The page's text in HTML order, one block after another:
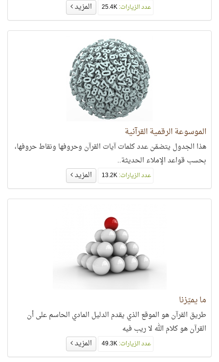
عدد الزيارات:25.4K المزيد
الموسوعة الرقمية القرآنية‎
هذا الجدول يتضمّن عدد كلمات آيات القرآن وحروفها ونقاط حروفها،
بحسب قواعد الإملاء الحديثة..
عدد الزيارات:13.2K المزيد
ما يميّزنا
طريق القرآن هو الموقع الذي يقدم الدليل المادي الحاسم على أن
القرآن هو كلام الله لا ريب فيه
عدد الزيارات:49.3K المزيد